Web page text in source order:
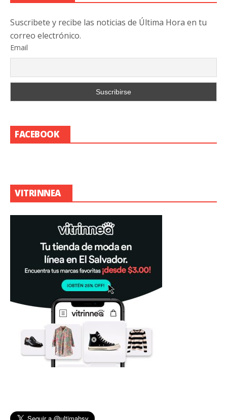
Suscribete y recibe las noticias de Última Hora en tu
correo electrónico.
Email
FACEBOOK
VITRINNEA